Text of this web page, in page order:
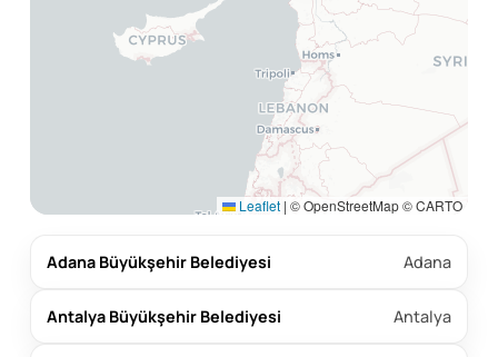
Leaflet | © OpenStreetMap © CARTO
Adana Büyükşehir Belediyesi Adana
Antalya Büyükşehir Belediyesi Antalya